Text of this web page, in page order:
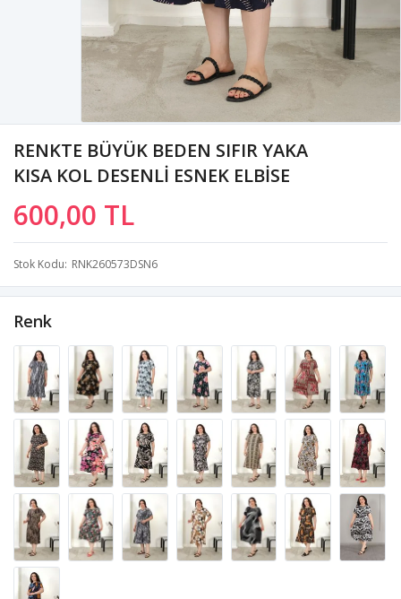
RENKTE BÜYÜK BEDEN SIFIR YAKA
KISA KOL DESENLİ ESNEK ELBİSE
600,00 TL
Stok Kodu RNK260573DSN6
Renk